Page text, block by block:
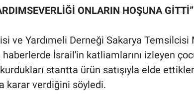
ONLARIN HOŞUNA GİTTİ”
ve Yardımeli Derneği Sakarya Temsilcisi
İsrail'in katliamlarını izleyen
stantta ürün satışıyla elde
karar verdiğini söyledi.